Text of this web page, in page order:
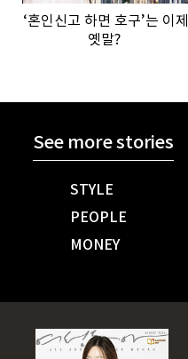
‘혼인신고 하면 호구’는 이제
옛말?
See more stories
STYLE
PEOPLE
MONEY